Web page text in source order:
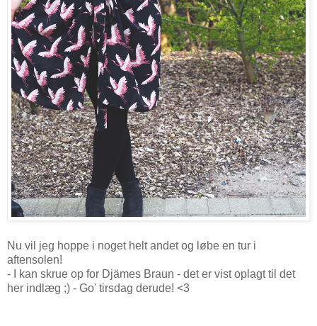
Nu vil jeg hoppe i noget helt andet og løbe en tur i
aftensolen!
- I kan skrue op for Djämes Braun - det er vist oplagt til det
her indlæg ;) - Go' tirsdag derude! <3